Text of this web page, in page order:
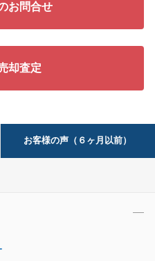
お問合せ
却査定
お客様の声（６ヶ月以前）